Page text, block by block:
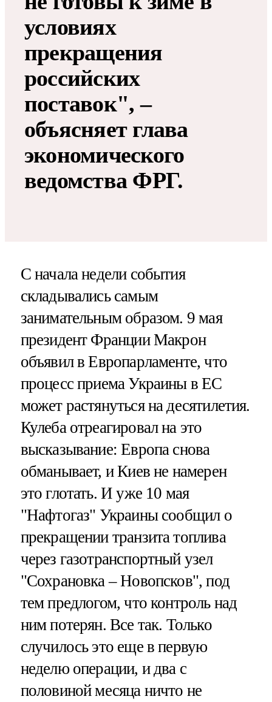
условиях
прекращения
российских
поставок", –
объясняет глава
экономического
ведомства ФРГ.
С начала недели события
складывались самым
занимательным образом. 9 мая
президент Франции Макрон
объявил в Европарламенте, что
процесс приема Украины в ЕС
может растянуться на десятилетия.
Кулеба отреагировал на это
высказывание: Европа снова
обманывает, и Киев не намерен
это глотать. И уже 10 мая
"Нафтогаз" Украины сообщил о
прекращении транзита топлива
через газотранспортный узел
"Сохрановка – Новопсков", под
тем предлогом, что контроль над
ним потерян. Все так. Только
случилось это еще в первую
неделю операции, и два с
половиной месяца ничто не